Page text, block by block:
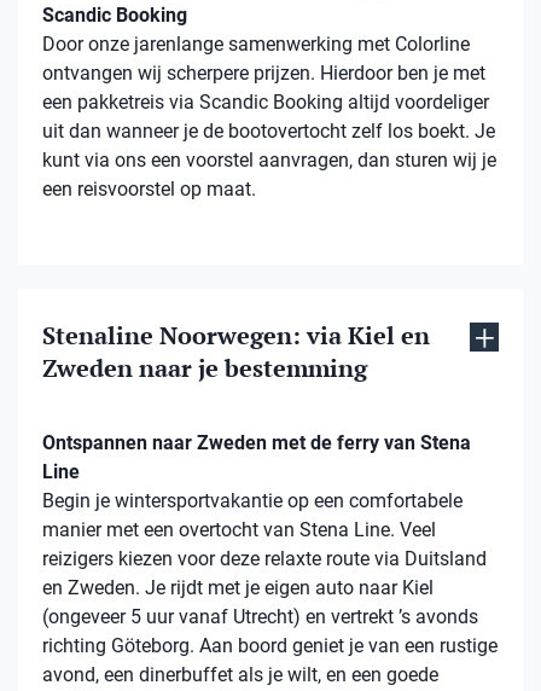
Scandic Booking
Door onze jarenlange samenwerking met Colorline
ontvangen wij scherpere prijzen. Hierdoor ben je met
een pakketreis via Scandic Booking altijd voordeliger
uit dan wanneer je de bootovertocht zelf los boekt. Je
kunt via ons een voorstel aanvragen, dan sturen wij je
een reisvoorstel op maat.
Stenaline Noorwegen: via Kiel en
Zweden naar je bestemming
Ontspannen naar Zweden met de ferry van Stena
Line
Begin je wintersportvakantie op een comfortabele
manier met een overtocht van Stena Line. Veel
reizigers kiezen voor deze relaxte route via Duitsland
en Zweden. Je rijdt met je eigen auto naar Kiel
(ongeveer 5 uur vanaf Utrecht) en vertrekt ’s avonds
richting Göteborg. Aan boord geniet je van een rustige
avond, een dinerbuffet als je wilt, en een goede